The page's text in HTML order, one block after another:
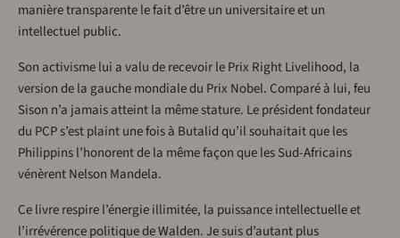
manière transparente le fait d’être un universitaire et un
intellectuel public.
Son activisme lui a valu de recevoir le Prix Right Livelihood, la
version de la gauche mondiale du Prix Nobel. Comparé à lui, feu
Sison n’a jamais atteint la même stature. Le président fondateur
du PCP s’est plaint une fois à Butalid qu’il souhaitait que les
Philippins l’honorent de la même façon que les Sud-Africains
vénèrent Nelson Mandela.
Ce livre respire l’énergie illimitée, la puissance intellectuelle et
l’irrévérence politique de Walden. Je suis d’autant plus